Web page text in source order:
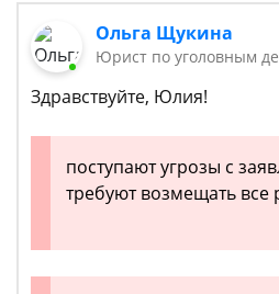
Ольга Щукина
Юрист по уголовным
Здравствуйте, Юлия!
поступают угрозы с
требуют возмещать все